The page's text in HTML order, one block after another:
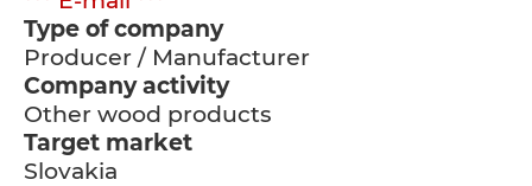
Type of company
Producer / Manufacturer
Company activity
Other wood products
Target market
Slovakia